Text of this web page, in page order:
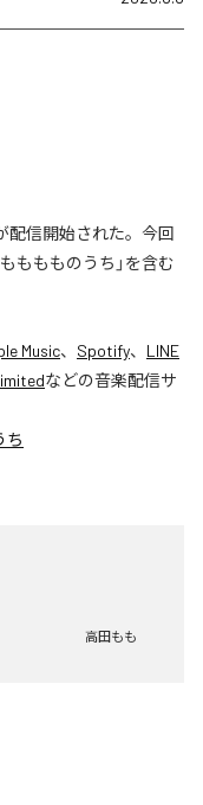
配信開始された。今回
ももものうち」を含む
Music、 Spotify、 LINE
などの音楽配信サ
ち
高田もも